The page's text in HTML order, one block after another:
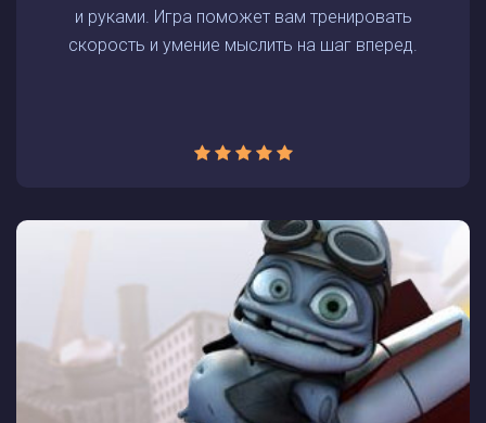
и руками. Игра поможет вам тренировать
скорость и умение мыслить на шаг вперед.